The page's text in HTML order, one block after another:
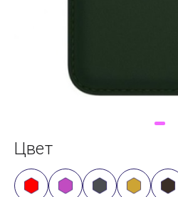
Trade-In
Цвет